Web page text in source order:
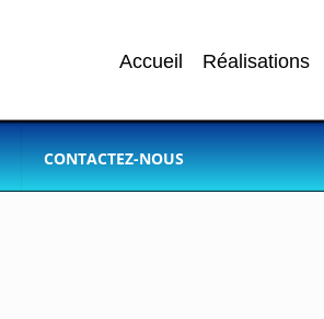
CONTACTEZ-NOUS
Accueil Réalisations